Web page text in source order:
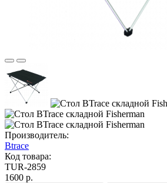
Производитель:
Btrace
Код товара:
TUR-2859
1600 р.